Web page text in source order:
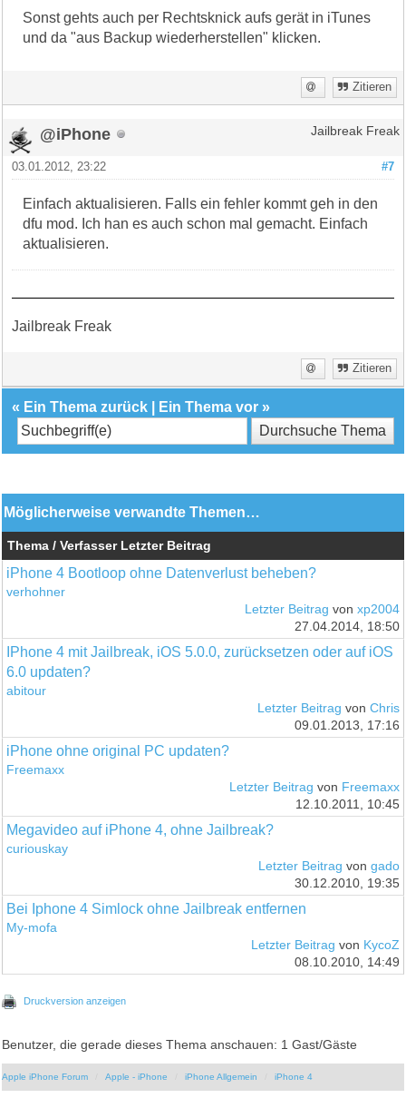
Sonst gehts auch per Rechtsknick aufs gerät in iTunes
und da "aus Backup wiederherstellen" klicken.
Zitieren
@iPhone Jailbreak Freak
#7
03.01.2012, 23:22
Einfach aktualisieren. Falls ein fehler kommt geh in den
dfu mod. Ich han es auch schon mal gemacht. Einfach
aktualisieren.
Jailbreak Freak
Zitieren
« Ein Thema zurück Ein Thema vor »
Möglicherweise verwandte Themen…
Thema / Verfasser Letzter Beitrag
iPhone 4 Bootloop ohne Datenverlust beheben?
verhohner
Letzter Beitrag von xp2004
27.04.2014, 18:50
IPhone 4 mit Jailbreak, iOS 5.0.0, zurücksetzen oder auf iOS
6.0 updaten?
abitour
Letzter Beitrag von Chris
09.01.2013, 17:16
iPhone ohne original PC updaten?
Freemaxx
Letzter Beitrag von Freemaxx
12.10.2011, 10:45
Megavideo auf iPhone 4, ohne Jailbreak?
curiouskay
Letzter Beitrag von gado
30.12.2010, 19:35
Bei Iphone 4 Simlock ohne Jailbreak entfernen
My-mofa
Letzter Beitrag von KycoZ
08.10.2010, 14:49
Druckversion anzeigen
Benutzer, die gerade dieses Thema anschauen: 1 Gast/Gäste
Apple iPhone Forum Apple - iPhone iPhone Allgemein iPhone 4